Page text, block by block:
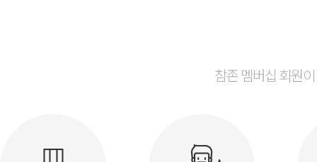
참존 멤버십 회원